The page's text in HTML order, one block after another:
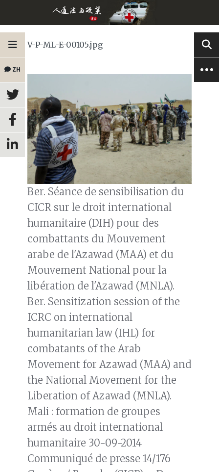
ZH
V-P-ML-E-00105.jpg
Ber. Séance de sensibilisation du
CICR sur le droit international
humanitaire (DIH) pour des
combattants du Mouvement
arabe de l'Azawad (MAA) et du
Mouvement National pour la
libération de l'Azawad (MNLA).
Ber. Sensitization session of the
ICRC on international
humanitarian law (IHL) for
combatants of the Arab
Movement for Azawad (MAA) and
the National Movement for the
Liberation of Azawad (MNLA).
Mali : formation de groupes
armés au droit international
humanitaire 30-09-2014
Communiqué de presse 14/176